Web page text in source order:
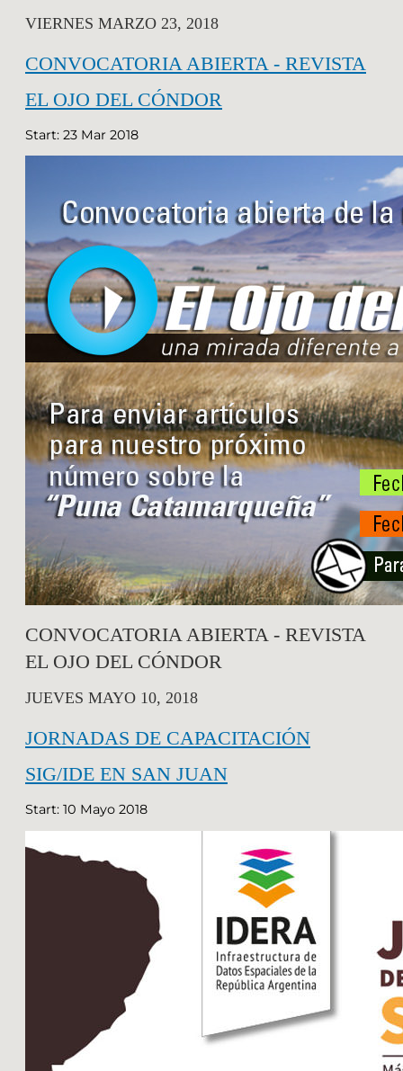
VIERNES MARZO 23, 2018
CONVOCATORIA ABIERTA - REVISTA
EL OJO DEL CÓNDOR
Start: 23 Mar 2018
CONVOCATORIA ABIERTA - REVISTA
EL OJO DEL CÓNDOR
JUEVES MAYO 10, 2018
JORNADAS DE CAPACITACIÓN
SIG/IDE EN SAN JUAN
Start: 10 Mayo 2018